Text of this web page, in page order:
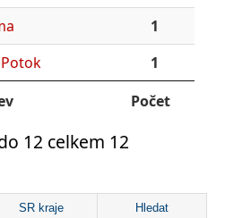
1
1
Počet
12 celkem 12
SR kraje Hledat